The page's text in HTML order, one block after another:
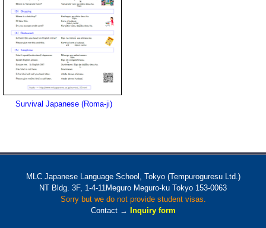
Survival Japanese (Roma-ji)
MLC Japanese Language School, Tokyo (Tempuroguresu Ltd.)
NT Bldg. 3F, 1-4-11Meguro Meguro-ku Tokyo 153-0063
Sorry but we do not provide student visas.
Contact →
Inquiry form